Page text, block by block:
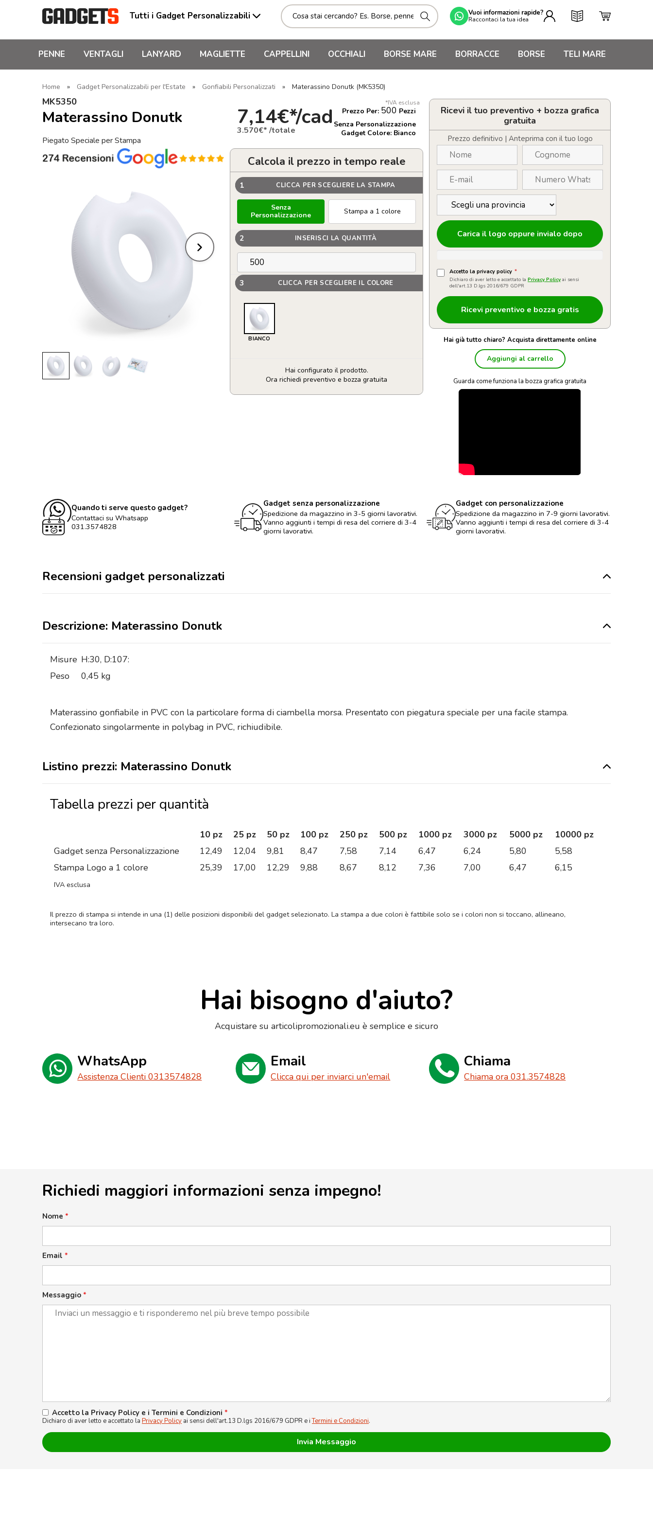
Tutti i Gadget Personalizzabili Vuoi informazioni rapide?
Raccontaci la tua idea
PENNE VENTAGLI LANYARD MAGLIETTE CAPPELLINI OCCHIALI BORSE MARE BORRACCE BORSE TELI MARE
Home » Gadget Personalizzabili per l'Estate » Gonfiabili Personalizzati » Materassino Donutk (MK5350)
MK5350
Materassino Donutk
Piegato Speciale per Stampa
*IVA esclusa
7,14€*/cad
3.570€* /totale
Prezzo Per: 500 Pezzi
Senza Personalizzazione
Gadget Colore: Bianco
Calcola il prezzo in tempo reale
1 CLICCA PER SCEGLIERE LA STAMPA
Senza
Personalizzazione
Stampa a 1 colore
2 INSERISCI LA QUANTITÀ
3 CLICCA PER SCEGLIERE IL COLORE
BIANCO
Hai configurato il prodotto.
Ora richiedi preventivo e bozza gratuita
Materassino
Ricevi il tuo preventivo + bozza grafica
gratuita
Prezzo definitivo | Anteprima con il tuo logo
Carica il logo oppure invialo dopo
Accetto la privacy policy *
Dichiaro di aver letto e accettato la Privacy Policy ai sensi
dell'art.13 D.lgs 2016/679 GDPR
Hai già tutto chiaro? Acquista direttamente online
Aggiungi al carrello
Guarda come funziona la bozza grafica gratuita
Quando ti serve questo gadget?
Contattaci su Whatsapp
031.3574828
Gadget senza personalizzazione
Spedizione da magazzino in 3-5 giorni lavorativi.
Vanno aggiunti i tempi di resa del corriere di 3-4
giorni lavorativi.
Gadget con personalizzazione
Spedizione da magazzino in 7-9 giorni lavorativi.
Vanno aggiunti i tempi di resa del corriere di 3-4
giorni lavorativi.
Recensioni gadget personalizzati
Descrizione: Materassino Donutk
Misure H:30, D:107:
Peso
0,45 kg
Materassino gonfiabile in PVC con la particolare forma di ciambella morsa. Presentato con piegatura speciale per una facile stampa.
Confezionato singolarmente in polybag in PVC, richiudibile.
Listino prezzi: Materassino Donutk
Tabella prezzi per quantità
10 pz 25 pz 50 pz 100 pz 250 pz 500 pz 1000 pz 3000 pz 5000 pz
10000 pz
Gadget senza Personalizzazione
12,49 12,04 9,81 8,47 7,58 7,14 6,47 6,24 5,80
5,58
Stampa Logo a 1 colore
25,39 17,00 12,29 9,88 8,67 8,12 7,36 7,00 6,47 6,15
IVA esclusa
Il prezzo di stampa si intende in una (1) delle posizioni disponibili del gadget selezionato. La stampa a due colori è fattibile solo se i colori non si toccano, allineano,
intersecano tra loro.
Hai bisogno d'aiuto?
Acquistare su articolipromozionali.eu è semplice e sicuro
WhatsApp
Assistenza Clienti 0313574828
Email
Clicca qui per inviarci un'email
Chiama
Chiama ora 031.3574828
Richiedi maggiori informazioni senza impegno!
Nome *
Email *
Messaggio *
Accetto la Privacy Policy e i Termini e Condizioni *
Dichiaro di aver letto e accettato la Privacy Policy ai sensi dell'art.13 D.lgs 2016/679 GDPR e iTermini e Condizioni.